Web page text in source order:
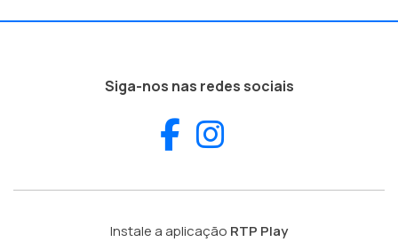
Siga-nos nas redes sociais
Facebook
Instale a aplicação RTP Play